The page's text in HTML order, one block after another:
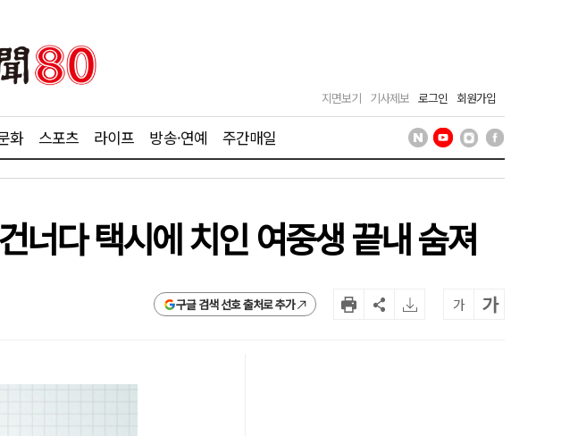
지면보기 기사제보 로그인 회원가입
화 스포츠 라이프 방송·연예 주간매일
너다 택시에 치인 여중생 끝내 숨져
구글 검색 선호 출처로 추가 가 가